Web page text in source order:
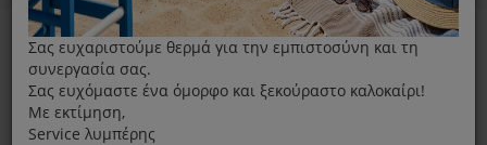
Σας ευχαριστούμε θερμά για την εμπιστοσύνη και τη
συνεργασία σας.
Σας ευχόμαστε ένα όμορφο και ξεκούραστο καλοκαίρι!
Με εκτίμηση,
Service λυμπέρης